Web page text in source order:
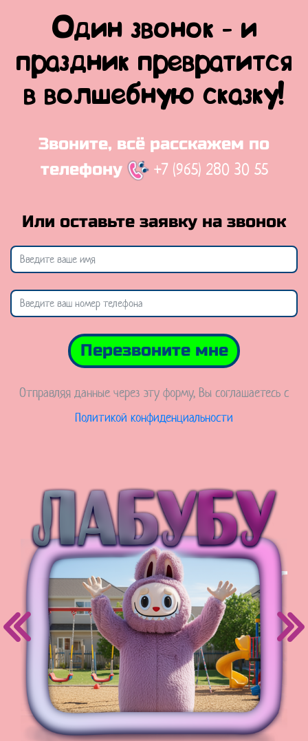
Один звонок - и
праздник превратится
в волшебную сказку!
Звоните, всё расскажем по
телефону
+7 (965) 280 30 55
Или оставьте заявку на звонок
Перезвоните мне
Отправляя данные через эту форму, Вы соглашаетесь с
Политикой конфиденциальности